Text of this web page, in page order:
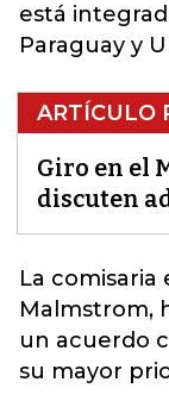
está
Paraguay y
ARTÍCULO
Giro en el
discuten
La comisaria
Malmstrom,
un acuerdo
su mayor